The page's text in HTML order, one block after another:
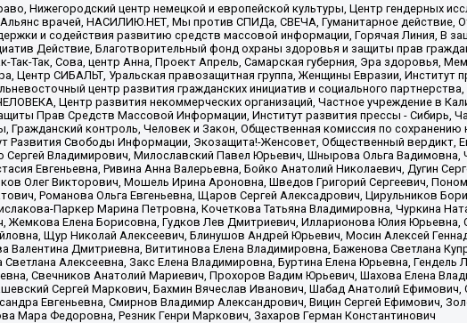
Нижегородский центр немецкой и европейской культуры, Центр гендерных
врачей, НАСИЛИЮ.НЕТ, Мы против СПИДа, СВЕЧА, Гуманитарное действие,
и содействия развитию средств массовой информации, Горячая Линия, В
Действие, Благотворительный фонд охраны здоровья и защиты прав
Так-Так, Сова, центр Анна, Проект Апрель, Самарская губерния, Эра здоровья,
Центр СИБАЛЬТ, Уральская правозащитная группа, Женщины Евразии, Институт
центр развития гражданских инициатив и социального
Центр развития некоммерческих организаций, Частное учреждение в
Прав Средств Массовой Информации, Институт развития прессы - Сибирь,
контроль, Человек и Закон, Общественная комиссия по
Развития Свободы Информации, Экозащита!-Женсовет, Общественный вердикт,
Сергей Владимирович, Милославский Павел Юрьевич, Шнырова Ольга
Евгеньевна, Ривина Анна Валерьевна, Бойко Анатолий Николаевич, Дугин
Олег Викторович, Мошель Ирина Ароновна, Шведов Григорий Сергеевич,
Романова Ольга Евгеньевна, Щаров Сергей Алексадрович, Цирульников
Паркер Марина Петровна, Кочеткова Татьяна Владимировна, Чуркина
Жемкова Елена Борисовна, Гудков Лев Дмитриевич, Илларионова Юлия Юрьевна,
Щур Николай Алексеевич, Блинушов Андрей Юрьевич, Мосин Алексей
Валентина Дмитриевна, Вититинова Елена Владимировна, Баженова Светлана
Алексеевна, Закс Елена Владимировна, Буртина Елена Юрьевна,
Свечников Анатолий Мариевич, Прохоров Вадим Юрьевич, Шахова Елена
Сергей Маркович, Бахмин Вячеслав Иванович, Шабад Анатолий Ефимович,
Евгеньевна, Смирнов Владимир Александрович, Вицин Сергей Ефимович,
Мара Федоровна, Резник Генри Маркович, Захаров Герман Константинович